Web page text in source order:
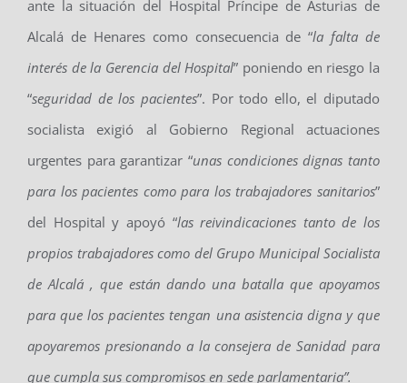
ante la situación del Hospital Príncipe de Asturias de
Alcalá de Henares como consecuencia de “la falta de
interés de la Gerencia del Hospital” poniendo en riesgo la
“seguridad de los pacientes”. Por todo ello, el diputado
socialista exigió al Gobierno Regional actuaciones
urgentes para garantizar “unas condiciones dignas tanto
para los pacientes como para los trabajadores sanitarios”
del Hospital y apoyó “las reivindicaciones tanto de los
propios trabajadores como del Grupo Municipal Socialista
de Alcalá , que están dando una batalla que apoyamos
para que los pacientes tengan una asistencia digna y que
apoyaremos presionando a la consejera de Sanidad para
que cumpla sus compromisos en sede parlamentaria”.